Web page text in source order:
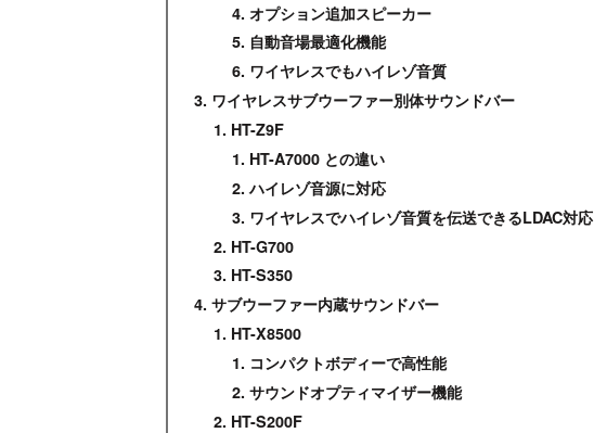
オプション追加スピーカー
自動音場最適化機能
ワイヤレスでもハイレゾ音質
ワイヤレスサブウーファー別体サウンドバー
HT-Z9F
HT-A7000 との違い
ハイレゾ音源に対応
ワイヤレスでハイレゾ音質を伝送できるLDAC対応
HT-G700
HT-S350
サブウーファー内蔵サウンドバー
HT-X8500
コンパクトボディーで高性能
サウンドオプティマイザー機能
HT-S200F